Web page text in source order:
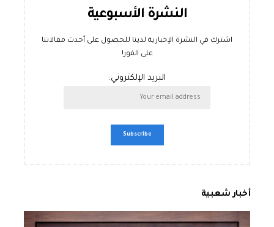
النشرة الأسبوعية
اشترك في النشرة الإخبارية لدينا للحصول على أحدث مقالاتنا
على الفور!
البريد الإلكتروني:
أخبار شعبية